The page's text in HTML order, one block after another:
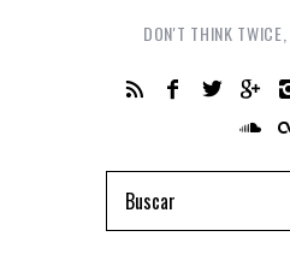
DON'T THINK